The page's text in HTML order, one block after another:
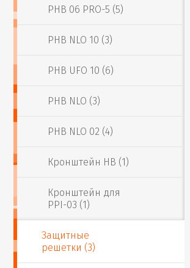
PHB 06 PRO-5 (5)
PHB NLO 10 (3)
PHB UFO 10 (6)
PHB NLO (3)
PHB NLO 02 (4)
Кронштейн HB (1)
Кронштейн для
PPI-03 (1)
Защитные
решетки (3)